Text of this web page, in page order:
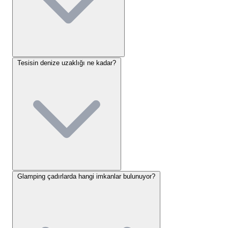
glamping (kıl çadır) birimlerimizde klima ve mini
buzdolabı gibi modern imkanlar yer almaktadır.
uygun olan villa tipi daire konaklaması da mevcuttur.
Her bir konaklama birimi, mahremiyetinize saygı
Çadır Alanları:Üstü kapalı, elektrik bağlantılı ve
tahta platformlu 34 adet parsel.
birimler.
Glamping Çadırlar:
İçerisinde klima ve buzdolabı
Tesisin denize uzaklığı ne kadar?
Glamping çadırlarda hangi imkanlar bulunuyor?